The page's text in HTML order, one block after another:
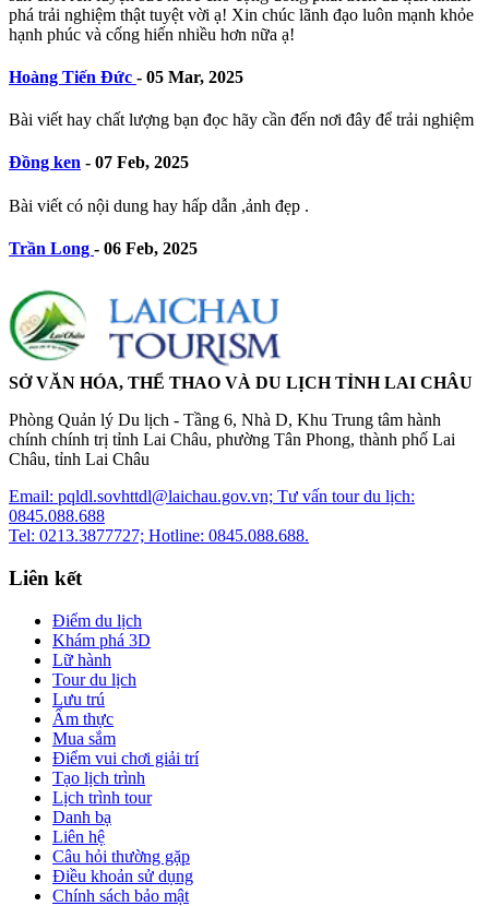
phá trải nghiệm thật tuyệt vời ạ! Xin chúc lãnh đạo luôn mạnh khỏe
hạnh phúc và cống hiến nhiều hơn nữa ạ!
Hoàng Tiến Đức - 05 Mar, 2025
Bài viết hay chất lượng bạn đọc hãy cần đến nơi đây để trải nghiệm
Đồng ken - 07 Feb, 2025
Bài viết có nội dung hay hấp dẫn ,ảnh đẹp .
Trần Long - 06 Feb, 2025
SỞ VĂN HÓA, THỂ THAO VÀ DU LỊCH TỈNH LAI CHÂU
Phòng Quản lý Du lịch - Tầng 6, Nhà D, Khu Trung tâm hành
chính chính trị tỉnh Lai Châu, phường Tân Phong, thành phố Lai
Châu, tỉnh Lai Châu
Email: pqldl.sovhttdl@laichau.gov.vn; Tư vấn tour du lịch:
0845.088.688
Tel: 0213.3877727; Hotline: 0845.088.688.
Liên kết
Điểm du lịch
Khám phá 3D
Lữ hành
Tour du lịch
Lưu trú
Ẩm thực
Mua sắm
Điểm vui chơi giải trí
Tạo lịch trình
Lịch trình tour
Danh bạ
Liên hệ
Câu hỏi thường gặp
Điều khoản sử dụng
Chính sách bảo mật